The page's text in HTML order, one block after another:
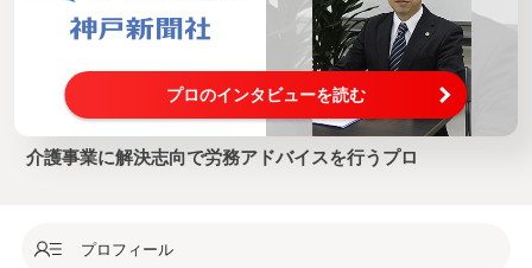
プロのインタビューを読む
介護事業に解決志向で労務アドバイスを行うプロ
プロフィール